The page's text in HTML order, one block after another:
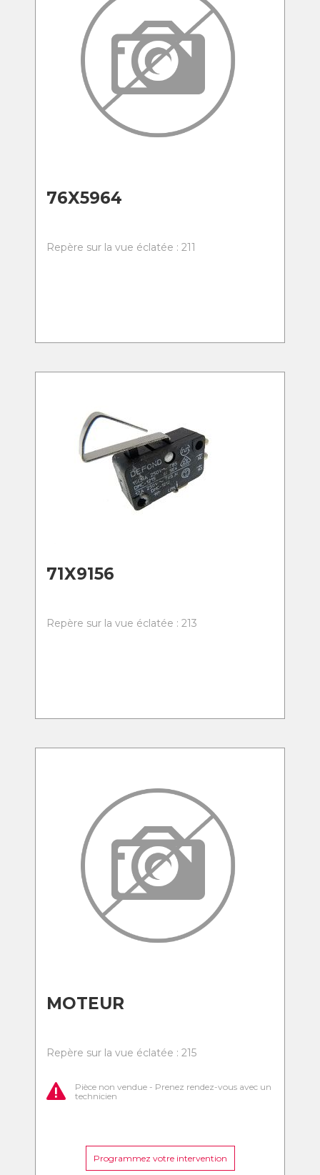
76X5964
Repère sur la vue éclatée : 211
71X9156
Repère sur la vue éclatée : 213
MOTEUR
Repère sur la vue éclatée : 215
Pièce non vendue - Prenez rendez-vous avec un
technicien
Programmez votre intervention